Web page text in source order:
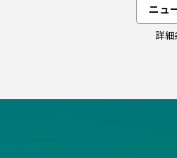
ニュ
詳細